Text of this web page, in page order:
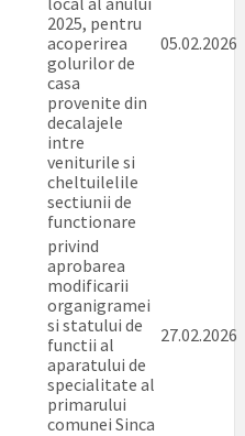
2025, pentru
acoperirea
golurilor de
casa
provenite din
decalajele
intre
veniturile si
cheltuilelile
sectiunii de
functionare
05.02.2026
privind
aprobarea
modificarii
organigramei
si statului de
functii al
aparatului de
specialitate al
primarului
comunei Sinca
27.02.2026